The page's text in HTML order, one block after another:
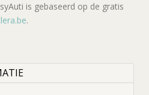
is gebaseerd op de gratis
.